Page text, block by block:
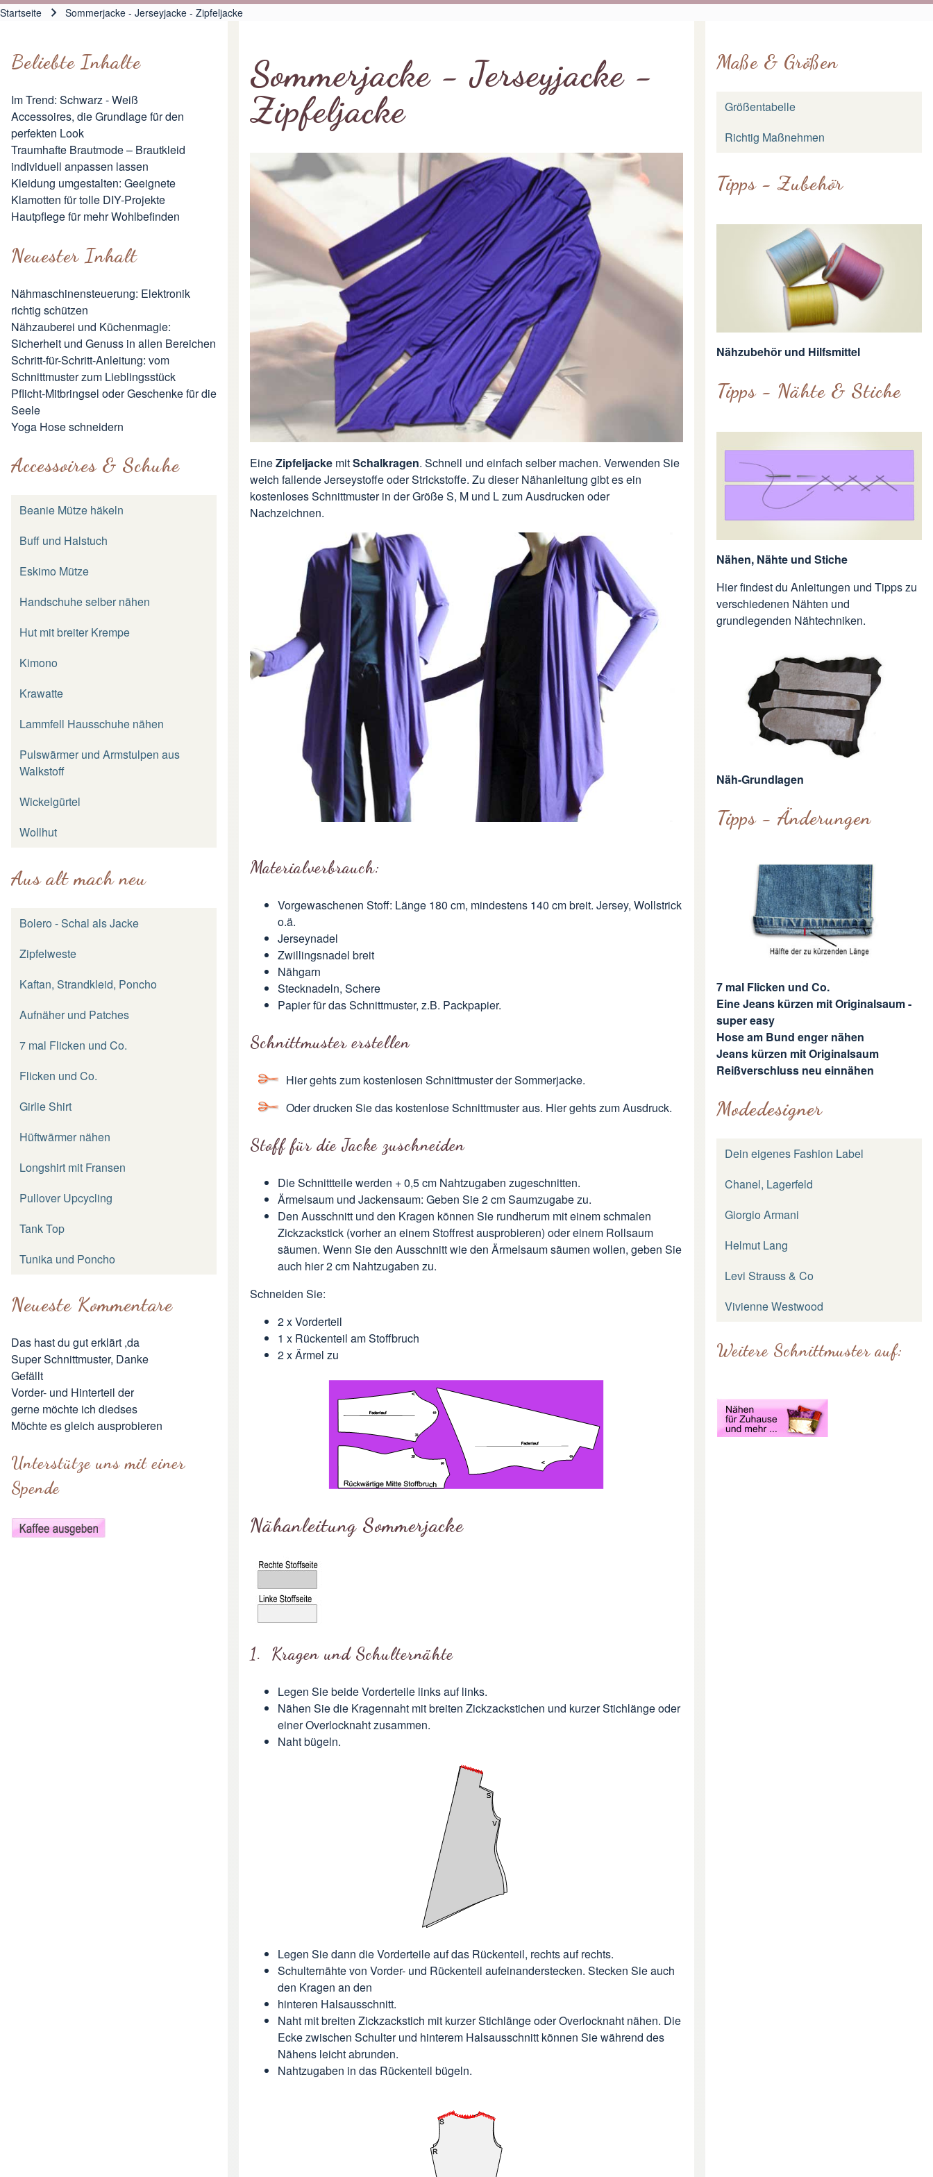
Startseite Sommerjacke - Jerseyjacke - Zipfeljacke
Beliebte Inhalte
Im Trend: Schwarz - Weiß
Accessoires, die Grundlage für den
perfekten Look
Traumhafte Brautmode – Brautkleid
individuell anpassen lassen
Kleidung umgestalten: Geeignete
Klamotten für tolle DIY-Projekte
Hautpflege für mehr Wohlbefinden
Neuester Inhalt
Nähmaschinensteuerung: Elektronik
richtig schützen
Nähzauberei und Küchenmagie:
Sicherheit und Genuss in allen Bereichen
Schritt-für-Schritt-Anleitung: vom
Schnittmuster zum Lieblingsstück
Pflicht-Mitbringsel oder Geschenke für die
Seele
Yoga Hose schneidern
Accessoires & Schuhe
Beanie Mütze häkeln
Buff und Halstuch
Eskimo Mütze
Handschuhe selber nähen
Hut mit breiter Krempe
Kimono
Krawatte
Lammfell Hausschuhe nähen
Pulswärmer und Armstulpen aus
Walkstoff
Wickelgürtel
Wollhut
Aus alt mach neu
Bolero - Schal als Jacke
Zipfelweste
Kaftan, Strandkleid, Poncho
Aufnäher und Patches
7 mal Flicken und Co.
Flicken und Co.
Girlie Shirt
Hüftwärmer nähen
Longshirt mit Fransen
Pullover Upcycling
Tank Top
Tunika und Poncho
Neueste Kommentare
Das hast du gut erklärt ,da
Super Schnittmuster, Danke
Gefällt
Vorder- und Hinterteil der
gerne möchte ich diedses
Möchte es gleich ausprobieren
Unterstütze uns mit einer
Spende
Sommerjacke - Jerseyjacke -
Zipfeljacke
EineZipfeljacke mitSchalkragen. Schnell und einfach selber machen. Verwenden Sie
weich fallende Jerseystoffe oderStrickstoffe. Zu dieser Nähanleitung gibt es ein
kostenloses Schnittmuster in der Größe S, M und L zum Ausdrucken oder
Nachzeichnen.
Materialverbrauch:
Vorgewaschenen Stoff: Länge 180 cm, mindestens 140 cm breit. Jersey, Wollstrick
o.ä.
Jerseynadel
Zwillingsnadel breit
Nähgarn
Stecknadeln, Schere
Papier für das Schnittmuster, z.B. Packpapier.
Schnittmuster erstellen
Hier gehts zum kostenlosen Schnittmusterder Sommerjacke.
Oder drucken Sie das kostenlose Schnittmuster aus. Hier gehts zum Ausdruck.
Stoff für die Jacke zuschneiden
Die Schnittteile werden + 0,5 cm Nahtzugaben zugeschnitten.
Ärmelsaum und Jackensaum: Geben Sie 2 cm Saumzugabe zu.
Den Ausschnitt und den Kragen können Sie rundherum mit einem schmalen
Zickzackstick (vorher an einem Stoffrest ausprobieren) oder einem Rollsaum
säumen. Wenn Sie den Ausschnitt wie den Ärmelsaum säumen wollen, geben Sie
auch hier 2 cm Nahtzugaben zu.
Schneiden Sie:
2 x Vorderteil
1 x Rückenteil amStoffbruch
2 x Ärmel zu
Nähanleitung Sommerjacke
1. Kragen und Schulternähte
Legen Sie beide Vorderteile links auf links.
Nähen Sie die Kragennaht mit breiten Zickzackstichen und kurzer Stichlänge oder
einer Overlocknaht zusammen.
Naht bügeln.
Legen Sie dann die Vorderteile auf das Rückenteil, rechts auf rechts.
Schulternähte von Vorder- und Rückenteil aufeinanderstecken. Stecken Sie auch
den Kragen an den
hinteren Halsausschnitt.
Naht mit breiten Zickzackstich mit kurzer Stichlänge oder Overlocknaht nähen. Die
Ecke zwischen Schulter und hinterem Halsausschnitt können Sie während des
Nähens leicht abrunden.
Nahtzugaben in das Rückenteil bügeln.
Maße & Größen
Größentabelle
Richtig Maßnehmen
Tipps - Zubehör
Nähzubehör und Hilfsmittel
Tipps - Nähte & Stiche
Nähen, Nähte und Stiche
Hier findest du Anleitungen und Tipps zu
verschiedenen Nähten und
grundlegenden Nähtechniken.
Näh-Grundlagen
Tipps - Änderungen
7 mal Flicken und Co.
Eine Jeans kürzen mit Originalsaum -
super easy
Hose am Bund enger nähen
Jeans kürzen mit Originalsaum
Reißverschluss neu einnähen
Modedesigner
Dein eigenes Fashion Label
Chanel, Lagerfeld
Giorgio Armani
Helmut Lang
Levi Strauss & Co
Vivienne Westwood
Weitere Schnittmuster auf: